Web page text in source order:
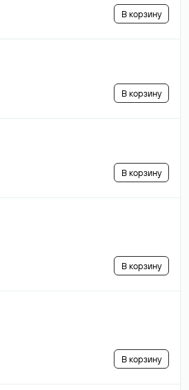
В корзину
В корзину
В корзину
В корзину
В корзину